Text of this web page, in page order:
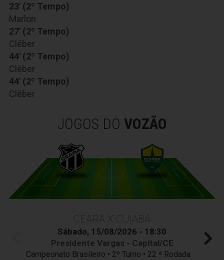
23' (2º Tempo)
Marlon
27' (2º Tempo)
Cléber
44' (2º Tempo)
Cléber
44' (2º Tempo)
Cléber
JOGOS DO VOZÃO
CEARÁ X CUIABÁ
Sábado, 15/08/2026 - 18:30
Presidente Vargas - Capital/CE
Campeonato Brasileiro • 2º Turno • 22 ª Rodada